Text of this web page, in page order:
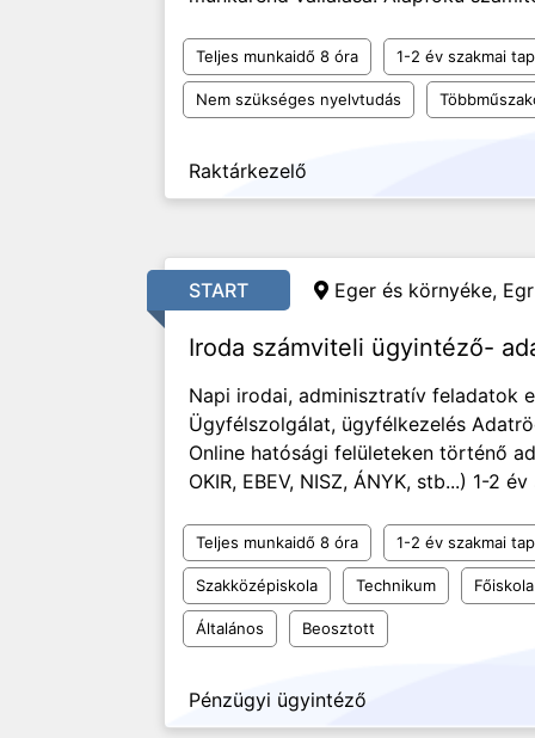
Teljes munkaidő 8 óra 1-2 év szakmai
Nem szükséges nyelvtudás
Raktárkezelő
START Eger és környéke,
Iroda számviteli ügyintéző-
Napi irodai, adminisztratív feladatok
Ügyfélszolgálat, ügyfélkezelés
Online hatósági felületeken történő
OKIR, EBEV, NISZ, ÁNYK, stb...) 1-2
Teljes munkaidő 8 óra 1-2 év szakmai
Szakközépiskola Technikum Főiskola
Általános Beosztott
Pénzügyi ügyintéző